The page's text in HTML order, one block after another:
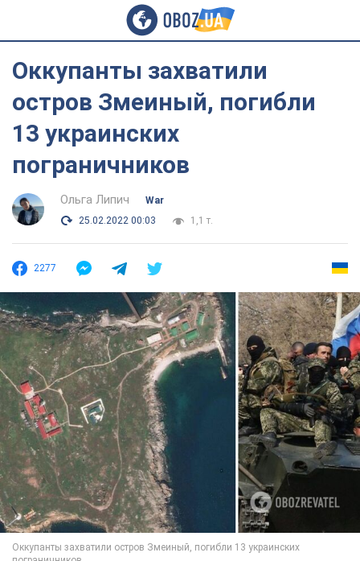
Оккупанты захватили
остров Змеиный, погибли
13 украинских
пограничников
Ольга Липич
War
25.02.2022 00:03
1,1 т.
2277